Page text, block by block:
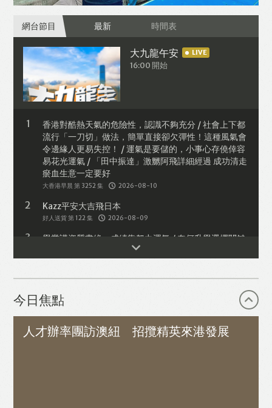
網台節目 最新 時間表
大九龍午安 LIVE
16:00 開始
香港對酷熱天氣的危險性，認識不夠充分 / 社會上下都
流行「一刀切」做法，簡單直接卻欠彈性！這種風氣會
令邊緣人更易失控！ / 運氣是要儲的，小事心存僥倖容
易花光運氣 / 「田中振達」激嬲阿飛詳細經過 成功清走
瘀血生意一定要好
大香港早晨 第 3252 集 2026-08-10
Kazz平安大吉飛日本
好人送貨 第 122 集 2026-08-09
學業講資質書緣，成績靠努力運氣 / 奈何升學選擇關鍵
熱血劇集台 第 199 集
《江南史觀下的中國》：中國南方地域史入門
索書號 第 710 集 2026-08-09
今日焦點
人才辦率團訪澳紐 招攬精英來港發展